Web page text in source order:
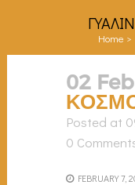
Home >
02 Feb
Posted at
0
FEBRUARY